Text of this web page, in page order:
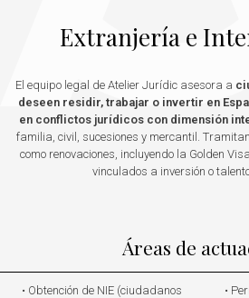
Extranjería e
El equipo legal de Atelier Jurídic asesora a
deseen residir, trabajar o invertir en
en conflictos jurídicos con dimensión
familia, civil, sucesiones y mercantil.
como renovaciones, incluyendo la Golden
vinculados a inversión o
Áreas de
• Obtención de NIE (ciudadanos
•